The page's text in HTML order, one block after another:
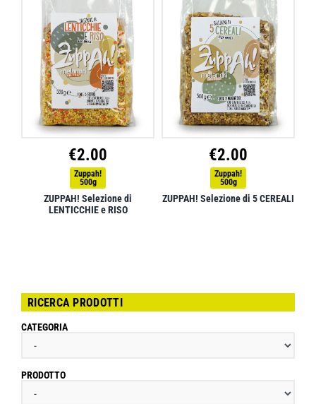
€2.00
Zuppah!
500g
ZUPPAH! Selezione di
LENTICCHIE e RISO
€2.00
Zuppah!
500g
ZUPPAH! Selezione di 5 CEREALI
RICERCA PRODOTTI
CATEGORIA
PRODOTTO